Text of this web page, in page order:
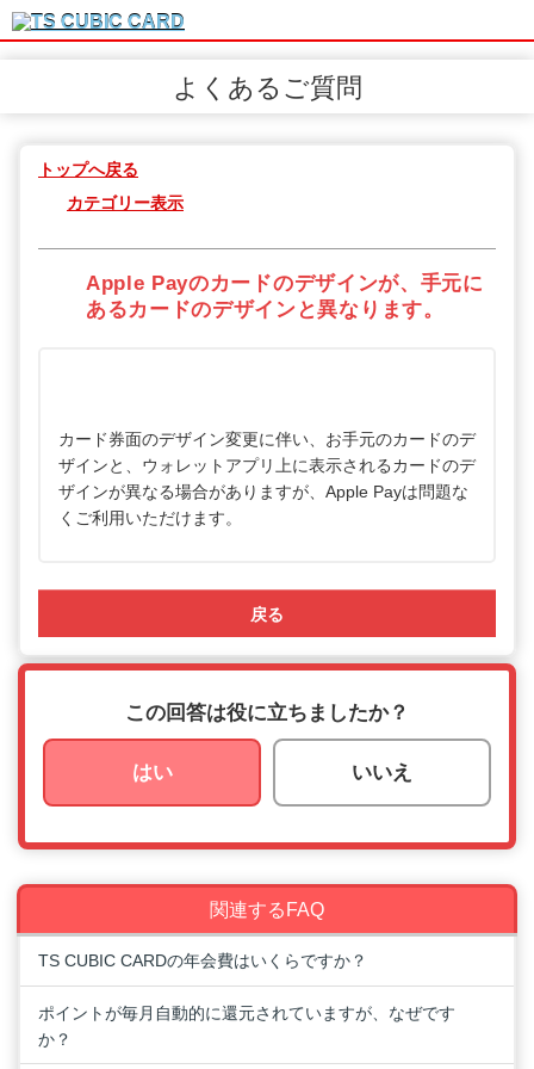
よくあるご質問
トップへ戻る
カテゴリー表示
Apple Payのカードのデザインが、手元に
あるカードのデザインと異なります。
カード券面のデザイン変更に伴い、お手元のカードのデ
ザインと、ウォレットアプリ上に表示されるカードのデ
ザインが異なる場合がありますが、Apple Payは問題な
くご利用いただけます。
戻る
この回答は役に立ちましたか？
はい いいえ
関連するFAQ
TS CUBIC CARDの年会費はいくらですか？
ポイントが毎月自動的に還元されていますが、なぜです
か？